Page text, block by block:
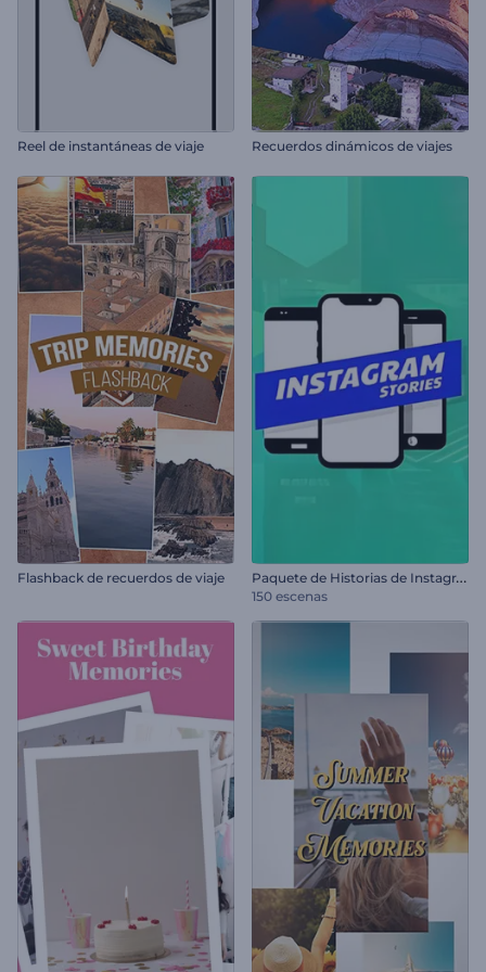
Reel de instantáneas de viaje Recuerdos dinámicos de viajes
Flashback de recuerdos de viaje P
aquete de Historias de Instagram
150 escenas